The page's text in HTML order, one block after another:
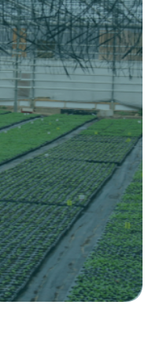
р-н, село
13
р-н, село
13